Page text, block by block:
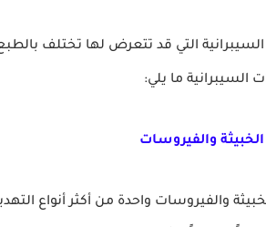
السيبرانية التي قد تتعرض لها تختلف
السيبرانية ما يلي:
والفيروسات
والفيروسات واحدة من أكثر أنواع